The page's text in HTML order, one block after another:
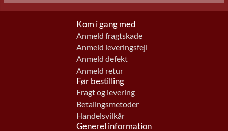
Kom i gang med
Anmeld fragtskade
Anmeld leveringsfejl
Anmeld defekt
Anmeld retur
Før bestilling
Fragt og levering
Betalingsmetoder
Handelsvilkår
Generel information